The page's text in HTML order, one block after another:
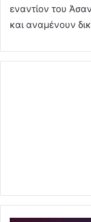
εναντίον του
και αναμένουν